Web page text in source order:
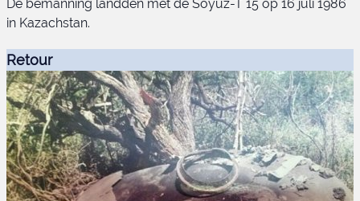
De bemanning landden met de Soyuz-T 15 op 16 juli 1986
in Kazachstan.
Retour